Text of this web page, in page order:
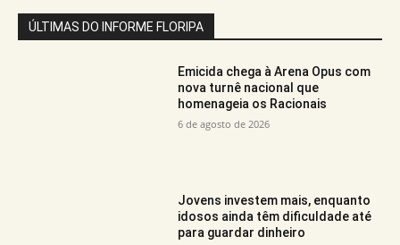
ÚLTIMAS DO INFORME FLORIPA
Emicida chega à Arena Opus com
nova turnê nacional que
homenageia os Racionais
6 de agosto de 2026
Jovens investem mais, enquanto
idosos ainda têm dificuldade até
para guardar dinheiro